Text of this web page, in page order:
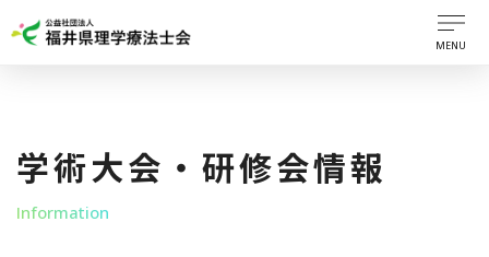
MENU
学術大会・研修会情報
Information